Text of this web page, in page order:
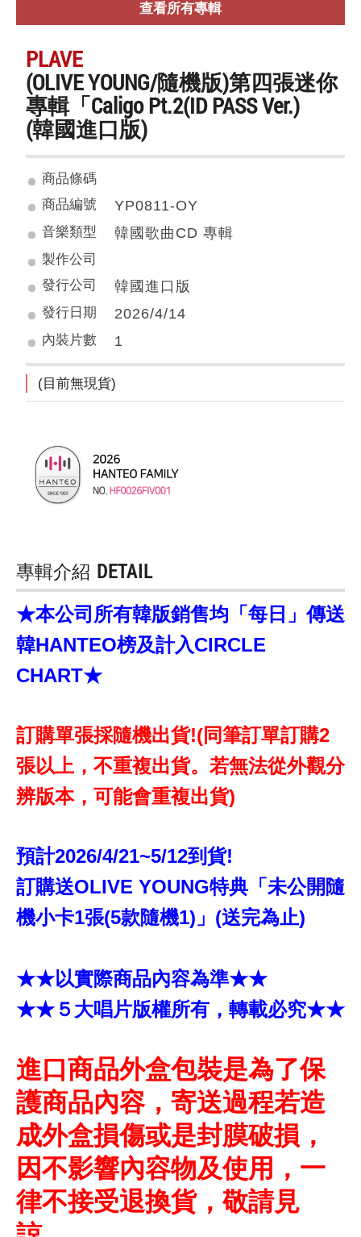
查看所有專輯
PLAVE
(OLIVE YOUNG/隨機版)第四張迷你
專輯「Caligo Pt.2(ID PASS Ver.)
(韓國進口版)
商品條碼
商品編號
YP0811-OY
音樂類型 韓國歌曲CD 專輯
製作公司
發行公司
韓國進口版
發行日期 2026/4/14
內裝片數 1
(目前無現貨)
專輯介紹 DETAIL
★本公司所有韓版銷售均「每日」傳送
韓HANTEO榜及計入CIRCLE
CHART★
訂購單張採隨機出貨!(同筆訂單訂購2
張以上，不重複出貨。若無法從外觀分
辨版本，可能會重複出貨)
預計2026/4/21~5/12到貨!
訂購送OLIVE YOUNG特典「未公開隨
機小卡1張(5款隨機1)」(送完為止)
★★以實際商品內容為準★★
★★５大唱片版權所有，轉載必究★★
進口商品外盒包裝是為了保
護商品內容，寄送過程若造
成外盒損傷或是封膜破損，
因不影響內容物及使用，一
律不接受退換貨，敬請見